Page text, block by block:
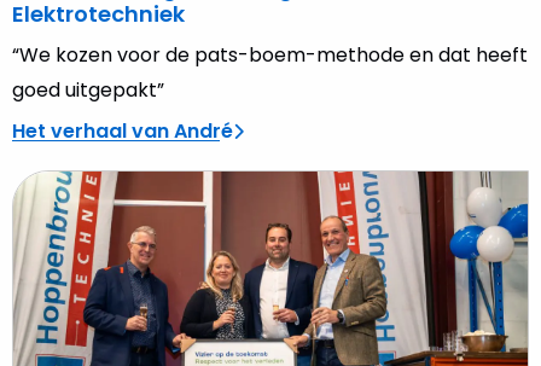
Elektrotechniek
“We kozen voor de pats-boem-methode en dat heeft
goed uitgepakt”
Het verhaal van André
Lees
meer
over
Pim
Kooijman,
oud-
eigenaar